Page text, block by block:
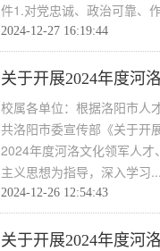
件1.对党忠诚、政治可靠、
2024-12-27 16:19:44
关于开展2024年度河
校属各单位：根据洛阳市人
共洛阳市委宣传部《关于开
2024年度河洛文化领军人
主义思想为指导，深入学习
2024-12-26 12:54:43
关于开展2024年度河